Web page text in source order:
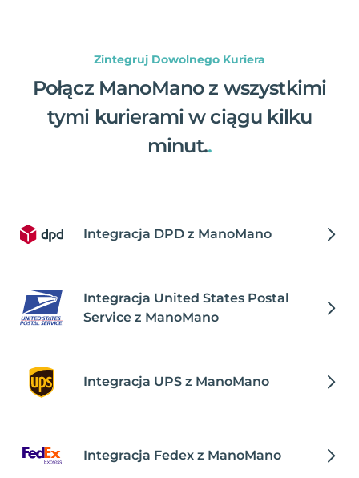
Zintegruj Dowolnego Kuriera
Połącz ManoMano z wszystkimi
tymi kurierami w ciągu kilku
minut..
Integracja DPD z ManoMano
Integracja United States Postal
Service z ManoMano
Integracja UPS z ManoMano
Integracja Fedex z ManoMano